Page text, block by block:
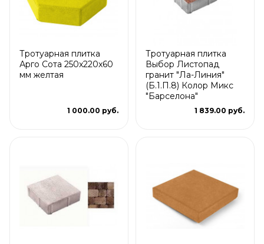
Тротуарная плитка
Арго Сота 250x220x60
мм желтая
1 000.00 руб.
Тротуарная плитка
Выбор Листопад
гранит "Ла-Линия"
(Б.1.П.8) Колор Микс
"Барселона"
1 839.00 руб.